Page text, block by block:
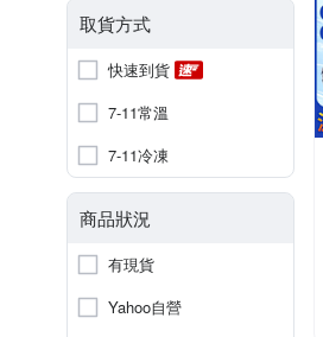
取貨方式
快速到貨
7-11常溫
7-11冷凍
商品狀況
有現貨
Yahoo自營